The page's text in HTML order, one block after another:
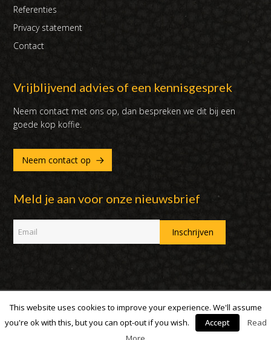
Referenties
Privacy statement
Contact
Vrijblijvend advies of een kennisgesprek
Neem contact met ons op, dan bespreken we dit bij een
goede kop koffie.
Neem contact op
Meld je aan voor onze nieuwsbrief
Copyright 2007 - 2019 | DUX International B.V. | Alle rechten
voorbehouden
This website uses cookies to improve your experience. We'll assume
you're ok with this, but you can opt-out if you wish.
Accept
Read